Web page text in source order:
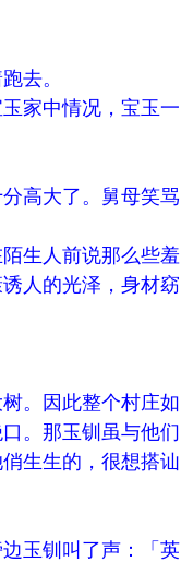
去。
家中情况，宝玉一
高大了。舅母笑骂
生人前说那么些羞
人的光泽，身材窈
。因此整个村庄如
。那玉钏虽与他们
生生的，很想搭讪
玉钏叫了声：「英